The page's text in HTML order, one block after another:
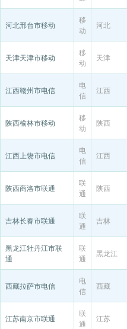
河北邢台市移动
移
动
河北
天津天津市移动
移
动
天津
江西赣州市电信
电
信
江西
陕西榆林市移动
移
动
陕西
江西上饶市电信
电
信
江西
陕西商洛市联通
联
通
陕西
吉林长春市联通
联
通
吉林
黑龙江牡丹江市联
通
联
通
黑龙江
西藏拉萨市电信
电
信
西藏
江苏南京市联通
联
通
江苏